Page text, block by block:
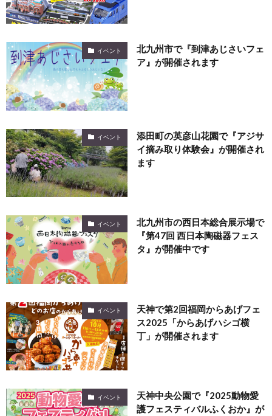
イベント
北九州市で『到津あじさいフェ
ア』が開催されます
イベント
添田町の英彦山花園で『アジサ
イ摘み取り体験会』が開催され
ます
イベント
北九州市の西日本総合展示場で
『第47回 西日本陶磁器フェス
タ』が開催中です
イベント
天神で第2回福岡からあげフェ
ス2025「からあげハシゴ横
丁」が開催されます
イベント
天神中央公園で『2025動物愛
護フェスティバルふくおか』が